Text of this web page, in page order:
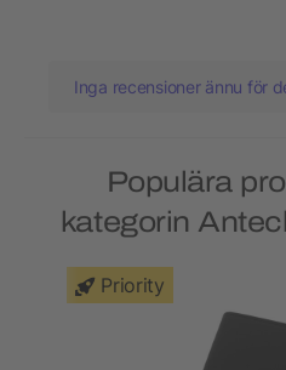
Inga recensioner ännu för
Populära
kategorin
Priority